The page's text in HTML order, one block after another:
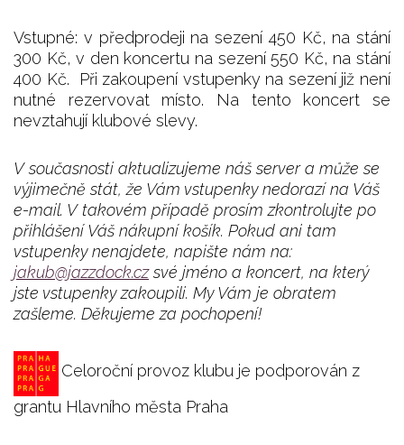
Vstupné: v předprodeji na sezení 450 Kč, na stání
300 Kč, v den koncertu na sezení 550 Kč, na stání
400 Kč. Při zakoupení vstupenky na sezení již není
nutné rezervovat místo. Na tento koncert se
nevztahují klubové slevy.
V současnosti aktualizujeme náš server a může se
výjimečně stát, že Vám vstupenky nedorazí na Váš
e-mail. V takovém případě prosím zkontrolujte po
přihlášení Váš nákupní košík. Pokud ani tam
vstupenky nenajdete, napište nám na:
jakub@jazzdock.czsvé jméno a koncert, na který
jste vstupenky zakoupili. My Vám je obratem
zašleme. Děkujeme za pochopení!
Celoroční provoz klubu je podporován z
grantu Hlavního města Praha